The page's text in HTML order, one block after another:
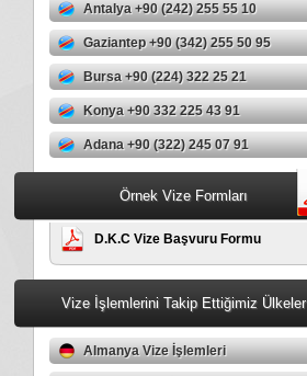
Antalya +90 (242) 255 55 10
Gaziantep +90 (342) 255 50 95
Bursa +90 (224) 322 25 21
Konya +90 332 225 43 91
Adana +90 (322) 245 07 91
Örnek Vize Formları
D.K.C Vize Başvuru Formu
Vize İşlemlerini Takip Ettiğimiz Ülkeler
Almanya Vize İşlemleri